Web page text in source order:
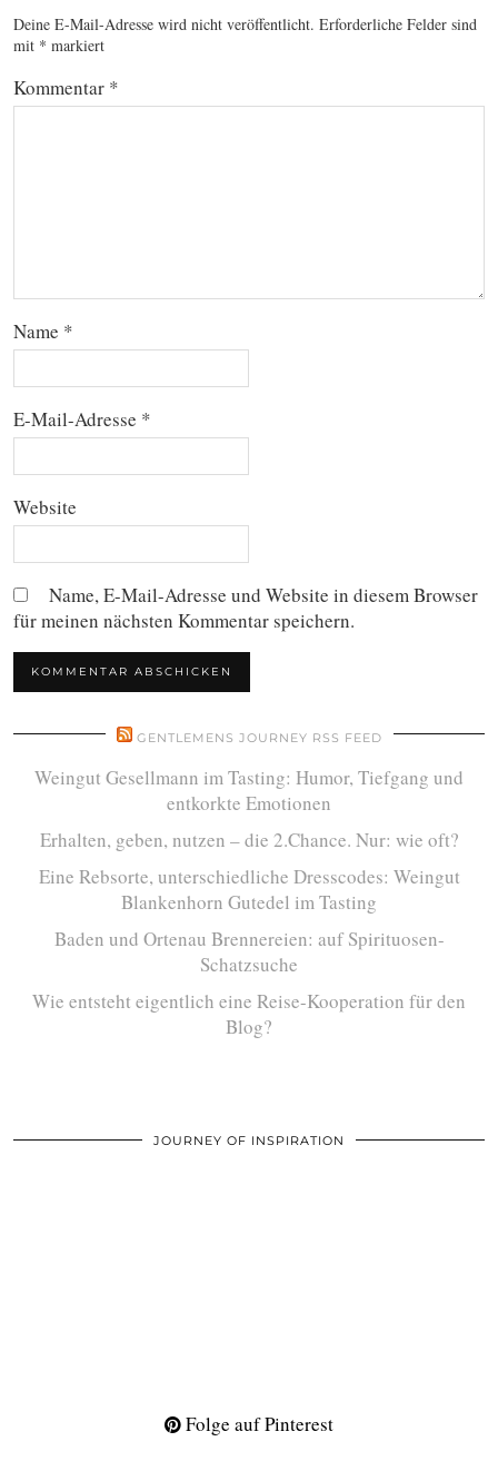
Deine E-Mail-Adresse wird nicht veröffentlicht. Erforderliche Felder sind
mit * markiert
Kommentar *
Name *
E-Mail-Adresse *
Website
Name, E-Mail-Adresse und Website in diesem Browser
für meinen nächsten Kommentar speichern.
GENTLEMENS JOURNEY RSS FEED
Weingut Gesellmann im Tasting: Humor, Tiefgang und
entkorkte Emotionen
Erhalten, geben, nutzen – die 2.Chance. Nur: wie oft?
Eine Rebsorte, unterschiedliche Dresscodes: Weingut
Blankenhorn Gutedel im Tasting
Baden und Ortenau Brennereien: auf Spirituosen-
Schatzsuche
Wie entsteht eigentlich eine Reise-Kooperation für den
Blog?
JOURNEY OF INSPIRATION
Folge auf Pinterest